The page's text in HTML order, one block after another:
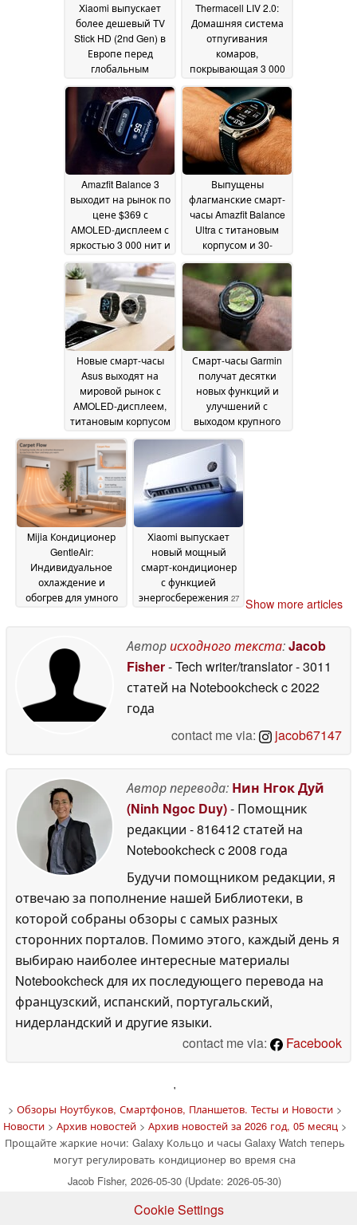
Xiaomi выпускает
более дешевый TV
Stick HD (2nd Gen) в
Европе перед
глобальным
03 June 2026
Thermacell LIV 2.0:
Домашняя система
отпугивания
комаров,
покрывающая 3 000
03
June 2026
Amazfit Balance 3
выходит на рынок по
цене $369 с
AMOLED-дисплеем с
яркостью 3 000 нит и
03 June 2026
Выпущены
флагманские смарт-
часы Amazfit Balance
Ultra с титановым
корпусом и 30-
автономной работы
03 June 2026
Новые смарт-часы
Asus выходят на
мировой рынок с
AMOLED-дисплеем,
титановым корпусом
мониторингом
здоровья03 June 2026
Смарт-часы Garmin
получат десятки
новых функций и
улучшений с
выходом крупного
2026
Mijia Кондиционер
GentleAir:
Индивидуальное
охлаждение и
обогрев для умного
Xiaomi выпускает
новый мощный
смарт-кондиционер
с функцией
энергосбережения 27
Show more articles
Авторисходного текста:Jacob
Fisher- Tech writer/translator- 3011
статей на Notebookcheckc 2022
года
contact me via:
jacob67147
Автор перевода: Нин Нгок Дуй
(Ninh Ngoc Duy)- Помощник
редакции - 816412 статей на
Notebookcheckc 2008 года
Будучи помощником редакции, я
отвечаю за пополнение нашей Библиотеки, в
которой собраны обзоры с самых разных
сторонних порталов. Помимо этого, каждый день я
выбираю наиболее интересные материалы
Notebookcheck для их последующего перевода на
французский, испанский, португальский,
нидерландский и другие языки.
contact me via:
Facebook
'
> Обзоры Ноутбуков, Смартфонов, Планшетов. Тесты и Новости>
Новости> Архив новостей> Архив новостей за 2026 год, 05 месяц>
Прощайте жаркие ночи: Galaxy Кольцо и часы Galaxy Watch теперь
могут регулировать кондиционер во время сна
Jacob Fisher, 2026-05-30 (Update: 2026-05-30)
Cookie Settings